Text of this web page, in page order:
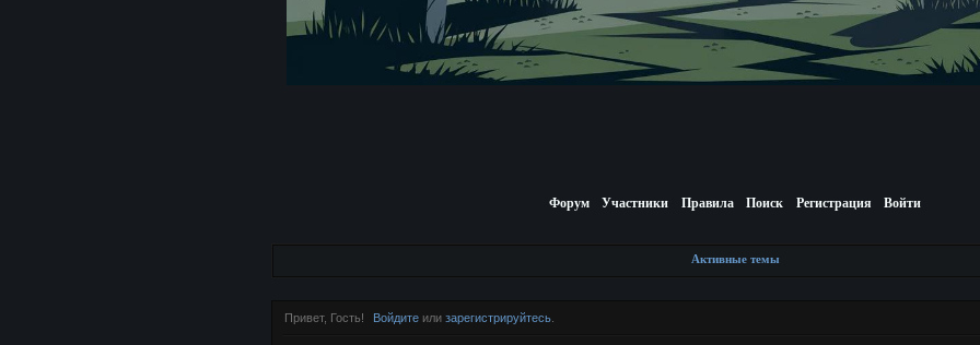
Форум Участники Правила Поиск Регистрация Войти
Активные темы
Привет, Гость! Войдите или зарегистрируйтесь